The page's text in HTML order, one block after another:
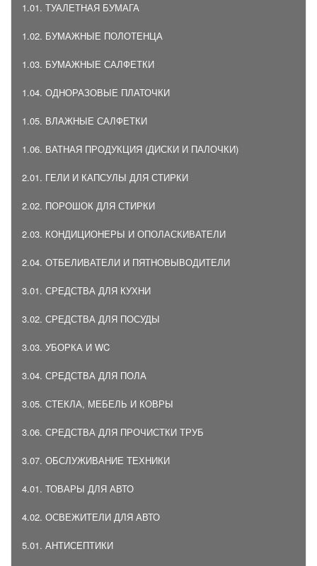
1.01. ТУАЛЕТНАЯ БУМАГА
1.02. БУМАЖНЫЕ ПОЛОТЕНЦА
1.03. БУМАЖНЫЕ САЛФЕТКИ
1.04. ОДНОРАЗОВЫЕ ПЛАТОЧКИ
1.05. ВЛАЖНЫЕ САЛФЕТКИ
1.06. ВАТНАЯ ПРОДУКЦИЯ (ДИСКИ И ПАЛОЧКИ)
2.01. ГЕЛИ И КАПСУЛЫ ДЛЯ СТИРКИ
2.02. ПОРОШОК ДЛЯ СТИРКИ
2.03. КОНДИЦИОНЕРЫ И ОПОЛАСКИВАТЕЛИ
2.04. ОТБЕЛИВАТЕЛИ И ПЯТНОВЫВОДИТЕЛИ
3.01. СРЕДСТВА ДЛЯ КУХНИ
3.02. СРЕДСТВА ДЛЯ ПОСУДЫ
3.03. УБОРКА И WC
3.04. СРЕДСТВА ДЛЯ ПОЛА
3.05. СТЕКЛА, МЕБЕЛЬ И КОВРЫ
3.06. СРЕДСТВА ДЛЯ ПРОЧИСТКИ ТРУБ
3.07. ОБСЛУЖИВАНИЕ ТЕХНИКИ
4.01. ТОВАРЫ ДЛЯ АВТО
4.02. ОСВЕЖИТЕЛИ ДЛЯ АВТО
5.01. АНТИСЕПТИКИ